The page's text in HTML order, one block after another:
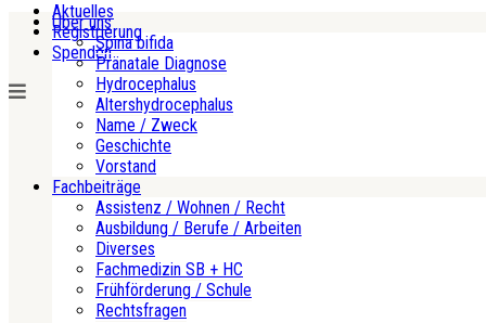
Aktuelles
Registrierung
Spenden
Über uns
Spina bifida
Pränatale Diagnose
Hydrocephalus
Altershydrocephalus
Name / Zweck
Geschichte
Vorstand
Fachbeiträge
Assistenz / Wohnen / Recht
Ausbildung / Berufe / Arbeiten
Diverses
Fachmedizin SB + HC
Frühförderung / Schule
Rechtsfragen